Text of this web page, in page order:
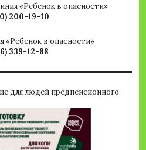
«Ребенок в опасности»
200-19-10
«Ребенок в опасности»
339-12-88
для людей предпенсионного